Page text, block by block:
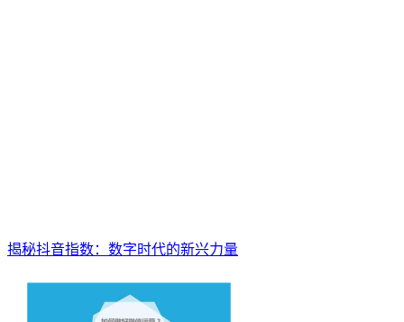
揭秘抖音指数：数字时代的新兴力量